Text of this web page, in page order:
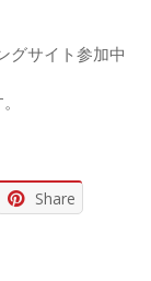
グサイト参加中
Share